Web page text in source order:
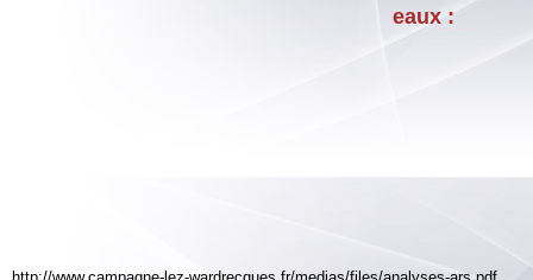
eaux :